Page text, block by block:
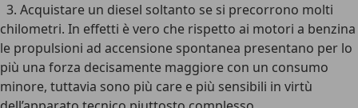
3. Acquistare un diesel soltanto se si precorrono molti
chilometri. In effetti è vero che rispetto ai motori a benzina
le propulsioni ad accensione spontanea presentano per lo
più una forza decisamente maggiore con un consumo
minore, tuttavia sono più care e più sensibili in virtù